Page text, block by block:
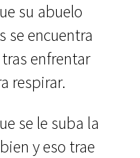
su abuelo
se encuentra
enfrentar
respirar.
se le suba la
y eso trae